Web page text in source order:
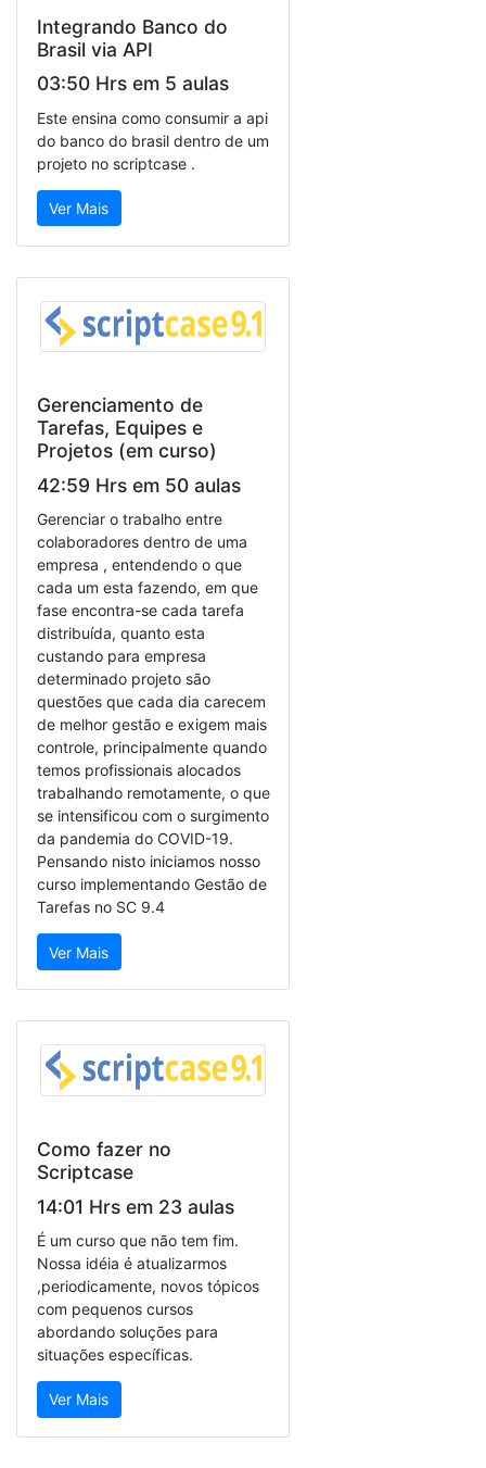
Integrando Banco do
Brasil via API
03:50 Hrs em 5 aulas
Este ensina como consumir a api
do banco do brasil dentro de um
projeto no scriptcase .
Ver Mais
Gerenciamento de
Tarefas, Equipes e
Projetos (em curso)
42:59 Hrs em 50 aulas
Gerenciar o trabalho entre
colaboradores dentro de uma
empresa , entendendo o que
cada um esta fazendo, em que
fase encontra-se cada tarefa
distribuída, quanto esta
custando para empresa
determinado projeto são
questões que cada dia carecem
de melhor gestão e exigem mais
controle, principalmente quando
temos profissionais alocados
trabalhando remotamente, o que
se intensificou com o surgimento
da pandemia do COVID-19.
Pensando nisto iniciamos nosso
curso implementando Gestão de
Tarefas no SC 9.4
Ver Mais
Como fazer no
Scriptcase
14:01 Hrs em 23 aulas
É um curso que não tem fim.
Nossa idéia é atualizarmos
,periodicamente, novos tópicos
com pequenos cursos
abordando soluções para
situações específicas.
Ver Mais